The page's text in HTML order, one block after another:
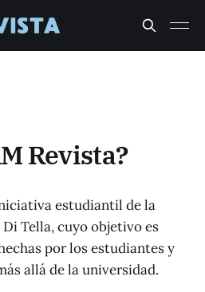
Revista?
estudiantil de la
Tella, cuyo objetivo es
por los estudiantes y
allá de la universidad.